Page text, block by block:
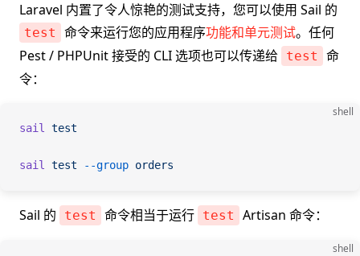
Laravel 内置了令人惊艳的测试支持，您可以使用 Sail 的
test 命令来运行您的应用程序功能和单元测试。任何
Pest / PHPUnit 接受的 CLI 选项也可以传递给
test
命
令：
shell
sail test
sail test --group orders
Sail 的 test 命令相当于运行 test Artisan 命令：
shell